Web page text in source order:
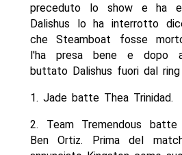
preceduto lo show e ha
Dalishus lo ha interrotto
che Steamboat fosse
l'ha presa bene e dopo
buttato Dalishus fuori dal
1. Jade batte Thea Trinidad.
2. Team Tremendous
Ben Ortiz. Prima del